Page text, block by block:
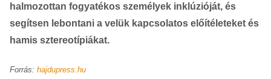
halmozottan fogyatékos személyek inklúzióját, és
segítsen lebontani a velük kapcsolatos előítéleteket és
hamis sztereotípiákat.
Forrás: hajdupress.hu